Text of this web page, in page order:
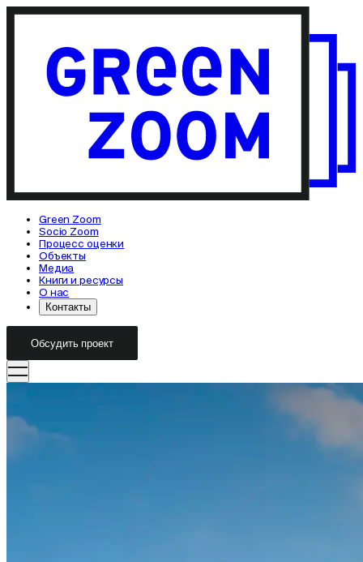
Green Zoom
Socio Zoom
Процесс оценки
Объекты
Медиа
Книги и ресурсы
О нас
Контакты
Обсудить проект